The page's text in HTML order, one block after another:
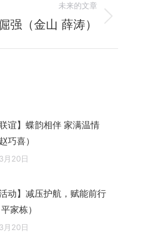
未来的文章
强（金山 薛涛）
联谊】蝶韵相伴 家满温情
巧喜）
月20日
活动】减压护航，赋能前行
家栋）
月20日